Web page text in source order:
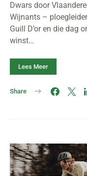
Dwars door
Wijnants –
Guill D’or en die dag
winst…
Lees Meer
Share